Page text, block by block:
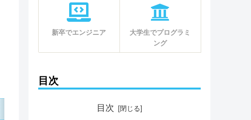
新卒でエンジニア
大学生でプログラミ
ング
目次
目次